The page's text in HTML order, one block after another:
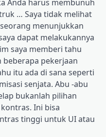
Anda harus membunuh
… Saya tidak melihat
menunjukkan
dapat melakukannya
saya memberi tahu
beberapa pekerjaan
itu ada di sana seperti
senjata. Abu -abu
bukanlah pilihan
Ini bisa
tinggi untuk UI atau